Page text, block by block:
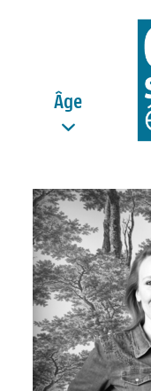
Âge